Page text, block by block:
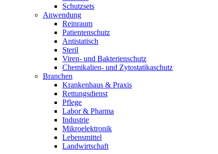
Schutzsets
Anwendung
Reinraum
Patientenschutz
Antistatisch
Steril
Viren- und Bakterienschutz
Chemikalien- und Zytostatikaschutz
Branchen
Krankenhaus & Praxis
Rettungsdienst
Pflege
Labor & Pharma
Industrie
Mikroelektronik
Lebensmittel
Landwirtschaft